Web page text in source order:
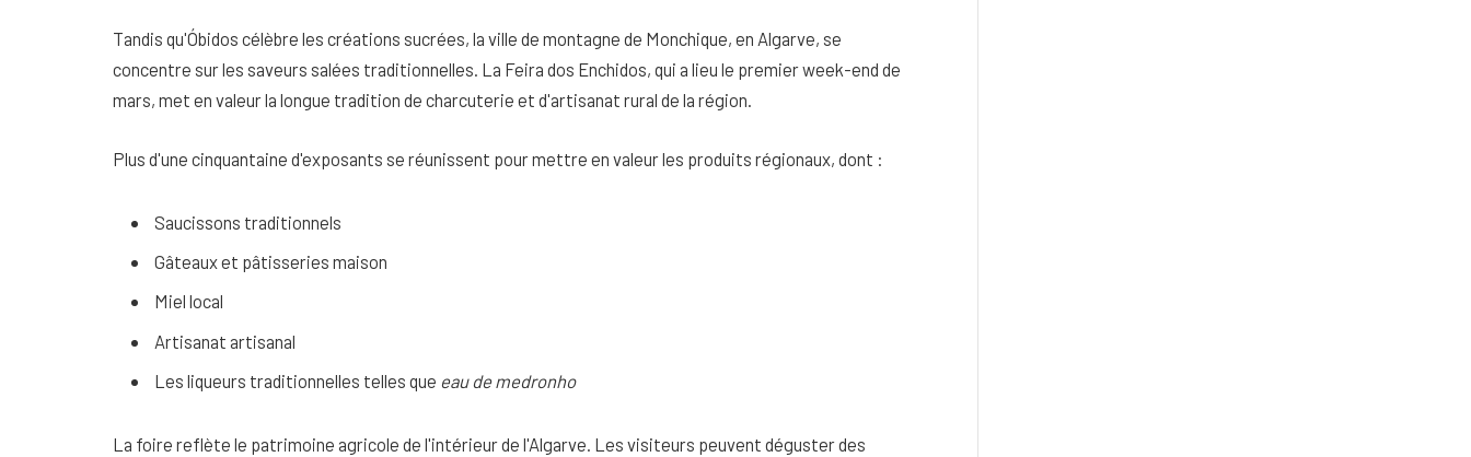
Tandis qu'Óbidos célèbre les créations sucrées, la ville de montagne de Monchique, en Algarve, se
concentre sur les saveurs salées traditionnelles. La Feira dos Enchidos, qui a lieu le premier week-end de
mars, met en valeur la longue tradition de charcuterie et d'artisanat rural de la région.
Plus d'une cinquantaine d'exposants se réunissent pour mettre en valeur les produits régionaux, dont :
Saucissons traditionnels
Gâteaux et pâtisseries maison
Miel local
Artisanat artisanal
Les liqueurs traditionnelles telles que eau de medronho
La foire reflète le patrimoine agricole de l'intérieur de l'Algarve. Les visiteurs peuvent déguster des